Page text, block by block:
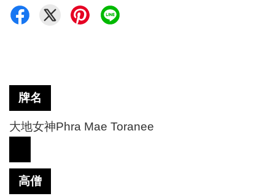
牌名
大地女神Phra Mae Toranee
高僧